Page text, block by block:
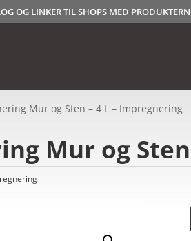
OG LINKER TIL SHOPS MED
Mur og Sten – 4 L – Impregnering
Mur og